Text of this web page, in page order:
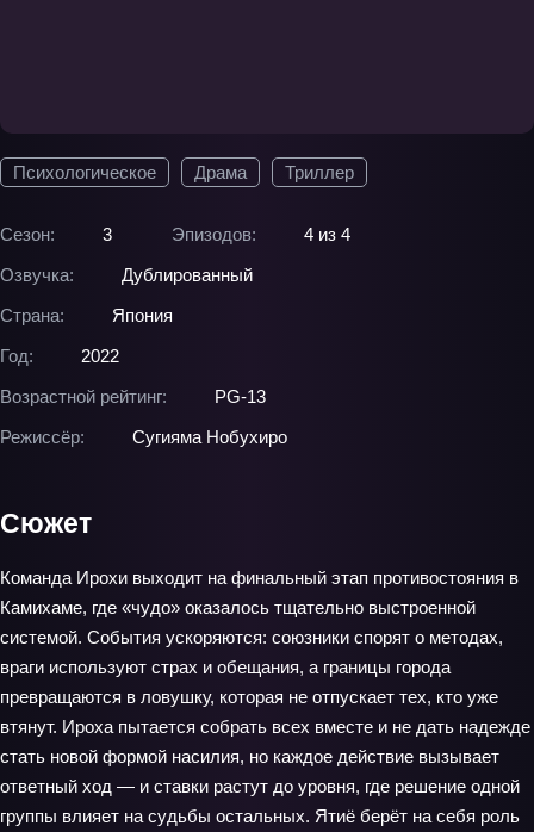
Психологическое Драма Триллер
Сезон: 3 Эпизодов:
4 из 4
Озвучка:
Дублированный
Страна:
Япония
Год:
2022
Возрастной рейтинг:
PG-13
Режиссёр:
Сугияма Нобухиро
Сюжет
Команда Ирохи выходит на финальный этап противостояния в
Камихаме, где «чудо» оказалось тщательно выстроенной
системой. События ускоряются: союзники спорят о методах,
враги используют страх и обещания, а границы города
превращаются в ловушку, которая не отпускает тех, кто уже
втянут. Ироха пытается собрать всех вместе и не дать надежде
стать новой формой насилия, но каждое действие вызывает
ответный ход — и ставки растут до уровня, где решение одной
группы влияет на судьбы остальных. Ятиё берёт на себя роль